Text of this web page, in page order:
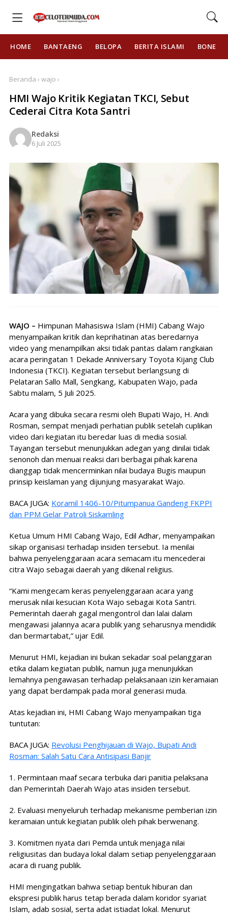
HOME BANTAENG BELOPA BERITA ISLAMI BONE
Beranda › wajo ›
HMI Wajo Kritik Kegiatan TKCI, Sebut
Cederai Citra Kota Santri
Redaksi
6 Juli 2025
WAJO – Himpunan Mahasiswa Islam (HMI) Cabang Wajo
menyampaikan kritik dan keprihatinan atas beredarnya
video yang menampilkan aksi tidak pantas dalam rangkaian
acara peringatan 1 Dekade Anniversary Toyota Kijang Club
Indonesia (TKCI). Kegiatan tersebut berlangsung di
Pelataran Sallo Mall, Sengkang, Kabupaten Wajo, pada
Sabtu malam, 5 Juli 2025.
Acara yang dibuka secara resmi oleh Bupati Wajo, H. Andi
Rosman, sempat menjadi perhatian publik setelah cuplikan
video dari kegiatan itu beredar luas di media sosial.
Tayangan tersebut menunjukkan adegan yang dinilai tidak
senonoh dan menuai reaksi dari berbagai pihak karena
dianggap tidak mencerminkan nilai budaya Bugis maupun
prinsip keislaman yang dijunjung masyarakat Wajo.
BACA JUGA: Koramil 1406-10/Pitumpanua Gandeng FKPPI
dan PPM Gelar Patroli Siskamling
Ketua Umum HMI Cabang Wajo, Edil Adhar, menyampaikan
sikap organisasi terhadap insiden tersebut. Ia menilai
bahwa penyelenggaraan acara semacam itu mencederai
citra Wajo sebagai daerah yang dikenal religius.
“Kami mengecam keras penyelenggaraan acara yang
merusak nilai kesucian Kota Wajo sebagai Kota Santri.
Pemerintah daerah gagal mengontrol dan lalai dalam
mengawasi jalannya acara publik yang seharusnya mendidik
dan bermartabat,” ujar Edil.
Menurut HMI, kejadian ini bukan sekadar soal pelanggaran
etika dalam kegiatan publik, namun juga menunjukkan
lemahnya pengawasan terhadap pelaksanaan izin keramaian
yang dapat berdampak pada moral generasi muda.
Atas kejadian ini, HMI Cabang Wajo menyampaikan tiga
tuntutan:
BACA JUGA: Revolusi Penghijauan di Wajo, Bupati Andi
Rosman: Salah Satu Cara Antisipasi Banjir
1. Permintaan maaf secara terbuka dari panitia pelaksana
dan Pemerintah Daerah Wajo atas insiden tersebut.
2. Evaluasi menyeluruh terhadap mekanisme pemberian izin
keramaian untuk kegiatan publik oleh pihak berwenang.
3. Komitmen nyata dari Pemda untuk menjaga nilai
religiusitas dan budaya lokal dalam setiap penyelenggaraan
acara di ruang publik.
HMI mengingatkan bahwa setiap bentuk hiburan dan
ekspresi publik harus tetap berada dalam koridor syariat
Islam, adab sosial, serta adat istiadat lokal. Menurut